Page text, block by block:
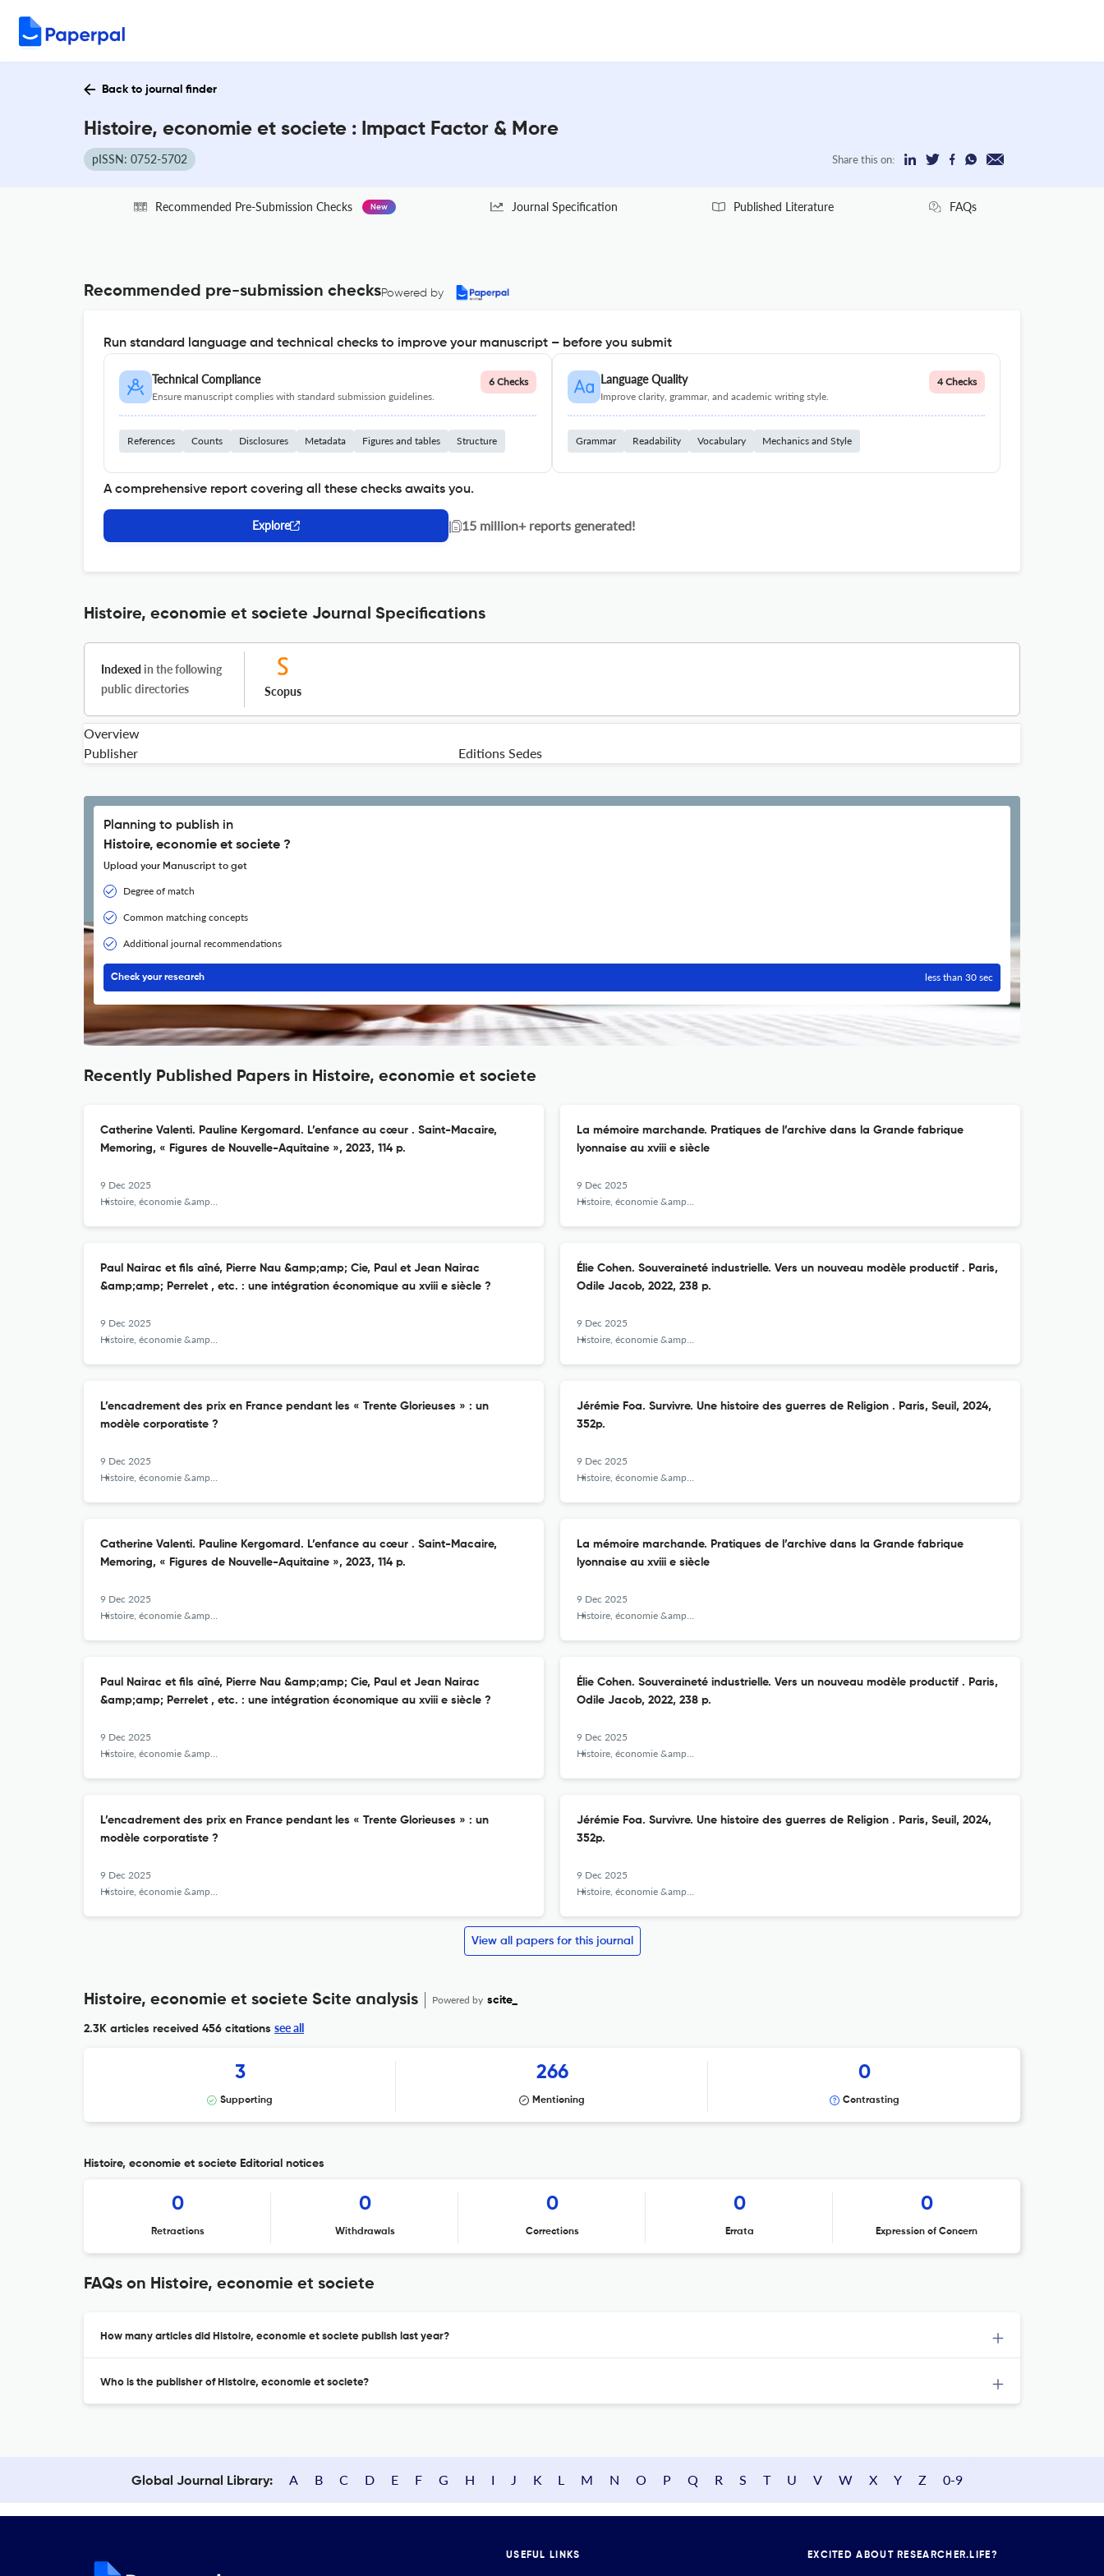
Back to journal finder
Histoire, economie et societe : Impact Factor & More
pISSN: 0752-5702 Share this on:
Recommended Pre-Submission Checks New Journal Specification Published Literature FAQs
Recommended pre-submission checksPowered by
Run standard language and technical checks to improve your manuscript – before you submit
Technical Compliance
Ensure manuscript complies with standard submission guidelines.
6 Checks
References Counts Disclosures Metadata Figures and tables Structure
Language Quality
Improve clarity, grammar, and academic writing style.
4 Checks
Grammar Readability Vocabulary Mechanics and Style
A comprehensive report covering all these checks awaits you.
Explore | 15 million+ reports generated!
Histoire, economie et societe Journal Specifications
Indexed in the following
public directories
Scopus
Overview
Publisher
Editions Sedes
Planning to publish in
Histoire, economie et societe ?
Upload your Manuscript to get
Degree of match
Common matching concepts
Additional journal recommendations
Check your research less than 30 sec
Recently Published Papers in Histoire, economie et societe
Catherine Valenti. Pauline Kergomard. L’enfance au cœur . Saint-Macaire,
Memoring, « Figures de Nouvelle-Aquitaine », 2023, 114 p.
9 Dec 2025
Histoire, économie &amp; société
La mémoire marchande. Pratiques de l’archive dans la Grande fabrique
lyonnaise au xviii e siècle
9 Dec 2025
Histoire, économie &amp; société
Paul Nairac et fils aîné, Pierre Nau &amp;amp; Cie, Paul et Jean Nairac
&amp;amp; Perrelet , etc. : une intégration économique au xviii e siècle ?
9 Dec 2025
Histoire, économie &amp; société
Élie Cohen. Souveraineté industrielle. Vers un nouveau modèle productif . Paris,
Odile Jacob, 2022, 238 p.
9 Dec 2025
Histoire, économie &amp; société
L’encadrement des prix en France pendant les « Trente Glorieuses » : un
modèle corporatiste ?
9 Dec 2025
Histoire, économie &amp; société
Jérémie Foa. Survivre. Une histoire des guerres de Religion . Paris, Seuil, 2024,
352p.
9 Dec 2025
Histoire, économie &amp; société
Catherine Valenti. Pauline Kergomard. L’enfance au cœur . Saint-Macaire,
Memoring, « Figures de Nouvelle-Aquitaine », 2023, 114 p.
9 Dec 2025
Histoire, économie &amp; société
La mémoire marchande. Pratiques de l’archive dans la Grande fabrique
lyonnaise au xviii e siècle
9 Dec 2025
Histoire, économie &amp; société
Paul Nairac et fils aîné, Pierre Nau &amp;amp; Cie, Paul et Jean Nairac
&amp;amp; Perrelet , etc. : une intégration économique au xviii e siècle ?
9 Dec 2025
Histoire, économie &amp; société
Élie Cohen. Souveraineté industrielle. Vers un nouveau modèle productif . Paris,
Odile Jacob, 2022, 238 p.
9 Dec 2025
Histoire, économie &amp; société
L’encadrement des prix en France pendant les « Trente Glorieuses » : un
modèle corporatiste ?
9 Dec 2025
Histoire, économie &amp; société
Jérémie Foa. Survivre. Une histoire des guerres de Religion . Paris, Seuil, 2024,
352p.
9 Dec 2025
Histoire, économie &amp; société
View all papers for this journal
Histoire, economie et societe Scite analysis Powered by scite_
2.3K articles received 456 citations see all
3
Supporting
266
Mentioning
0
Contrasting
Histoire, economie et societe Editorial notices
0
Retractions
0
Withdrawals
0
Corrections
0
Errata
0
Expression of Concern
FAQs on Histoire, economie et societe
How many articles did Histoire, economie et societe publish last year?
Who is the publisher of Histoire, economie et societe?
Global Journal Library: A B C D E F G H I J K L M N O P Q R S T U V W X Y Z 0-9
USEFUL LINKS EXCITED ABOUT RESEARCHER.LIFE?